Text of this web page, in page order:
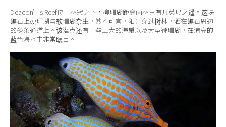
Deacon’s Reef位于林冠之下，柳珊瑚距离雨林只有几英尺之遥。这块
礁石上硬珊瑚与软珊瑚杂生，妙不可言，阳光穿过树林，洒在礁石周边
的多条通道上。该潜点还有一些巨大的海扇以及大型鞭珊瑚，在清亮的
蓝色海水中非常瞩目。